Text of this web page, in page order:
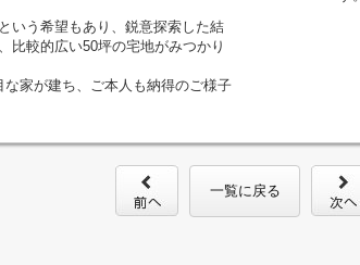
いう希望もあり、鋭意探索した結
比較的広い50坪の宅地がみつかり
な家が建ち、ご本人も納得のご様子
一覧に戻る